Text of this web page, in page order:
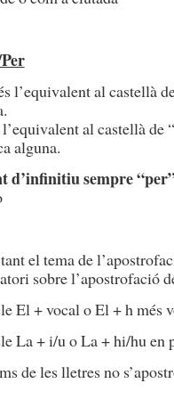
l’equivalent al castellà
l’equivalent al castellà de
alguna.
d’infinitiu sempre
el tema de
sobre l’apostrofació
El + vocal o El + h més
La + i/u o La + hi/hu en
de les lletres no